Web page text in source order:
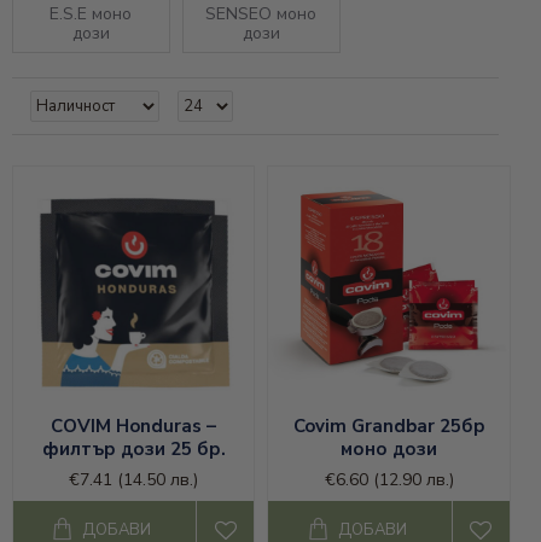
Е.S.E моно
дози
SENSEO моно
дози
COVIM Honduras –
филтър дози 25 бр.
€7.41 (14.50 лв.)
ДОБАВИ
Covim Grandbar 25бр
моно дози
€6.60 (12.90 лв.)
ДОБАВИ